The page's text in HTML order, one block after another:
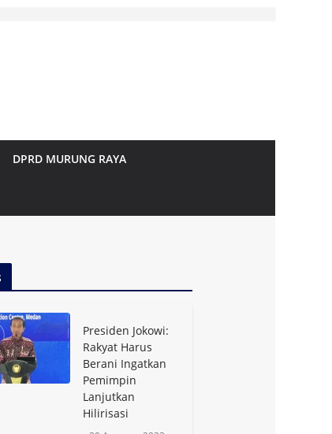
DPRD MURUNG RAYA
Presiden Jokowi:
Rakyat Harus
Berani Ingatkan
Pemimpin
Lanjutkan
Hilirisasi